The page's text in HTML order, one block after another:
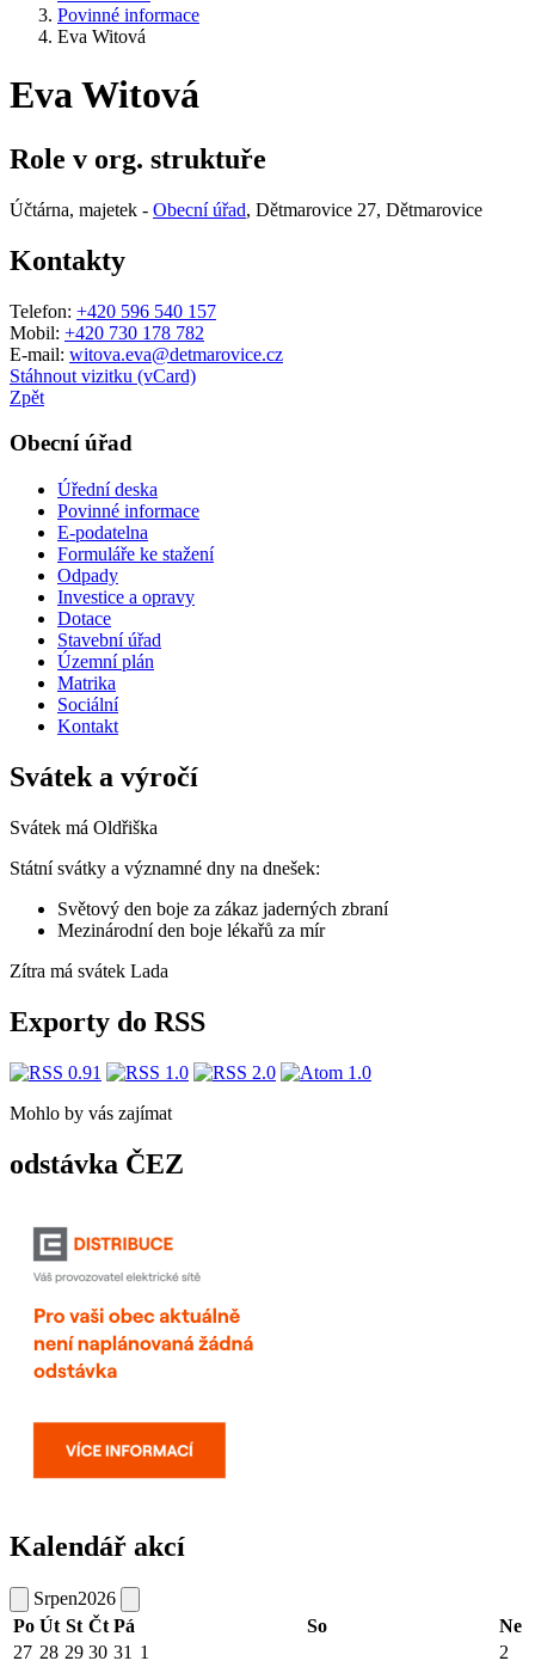
Povinné informace
Eva Witová
Eva Witová
Role v org. struktuře
Účtárna, majetek - Obecní úřad, Dětmarovice 27, Dětmarovice
Kontakty
Telefon: +420 596 540 157
Mobil: +420 730 178 782
E-mail: witova.eva@detmarovice.cz
Stáhnout vizitku (vCard)
Zpět
Obecní úřad
Úřední deska
Povinné informace
E-podatelna
Formuláře ke stažení
Odpady
Investice a opravy
Dotace
Stavební úřad
Územní plán
Matrika
Sociální
Kontakt
Svátek a výročí
Svátek má Oldřiška
Státní svátky a významné dny na dnešek:
Světový den boje za zákaz jaderných zbraní
Mezinárodní den boje lékařů za mír
Zítra má svátek Lada
Exporty do RSS
Mohlo by vás zajímat
odstávka ČEZ
Kalendář akcí
Srpen2026
Po Út St Čt Pá So
Ne
27 28 29 30 31 1 2